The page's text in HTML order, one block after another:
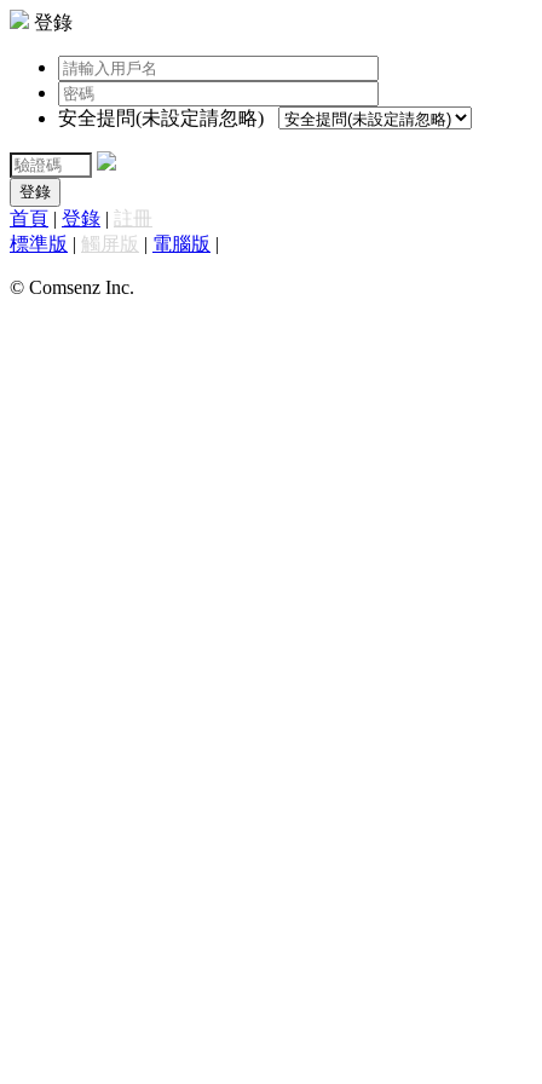
登錄
安全提問(未設定請忽略)
登錄
首頁 | 登錄 | 註冊
標準版 | 觸屏版 | 電腦版 |
© Comsenz Inc.